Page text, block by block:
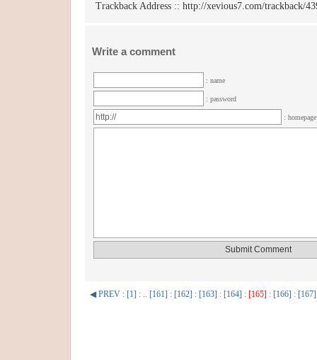
Trackback Address :: http://xevious7.com/trackback/
Write a comment
: name
: password
:
◀ PREV : [1] : .. [161] : [162] : [163] : [164] : [165] : [166] : [167]